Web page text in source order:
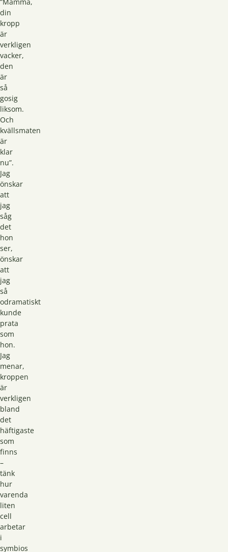
din
kropp
är
verkligen
vacker,
den
är
så
gosig
liksom.
Och
kvällsmaten
är
klar
nu”.
Jag
önskar
att
jag
såg
det
hon
ser,
önskar
att
jag
så
odramatiskt
kunde
prata
som
hon.
Jag
menar,
kroppen
är
verkligen
bland
det
häftigaste
som
finns
–
tänk
hur
varenda
liten
cell
arbetar
i
symbios